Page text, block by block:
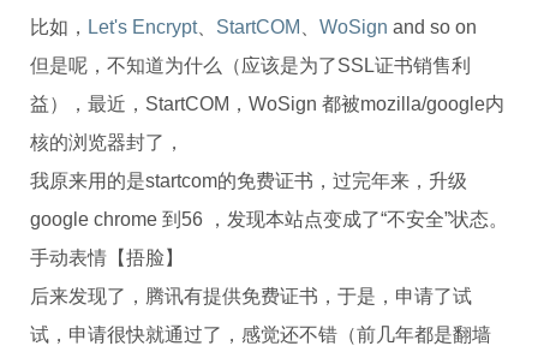
比如， Let's Encrypt、 StartCOM WoSign and so on
但是呢，不知道为什么（应该是为了SSL证书销售利
益），最近，StartCOM，WoSign 都被mozilla/google内
核的浏览器封了，
我原来用的是startcom的免费证书，过完年来，升级
google chrome 到56 ，发现本站点变成了“不安全”状态。
手动表情【捂脸】
后来发现了，腾讯有提供免费证书，于是，申请了试
试，申请很快就通过了，感觉还不错（前几年都是翻墙